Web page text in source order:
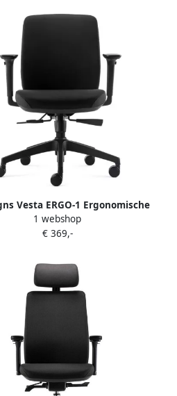
Vesta ERGO-1 Ergonomische
Zwarte Stof Zwart
Onderstel
1 webshop
€ 369,-